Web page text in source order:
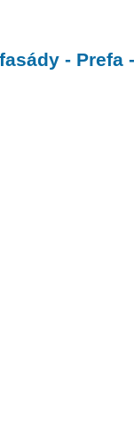
- Prefa